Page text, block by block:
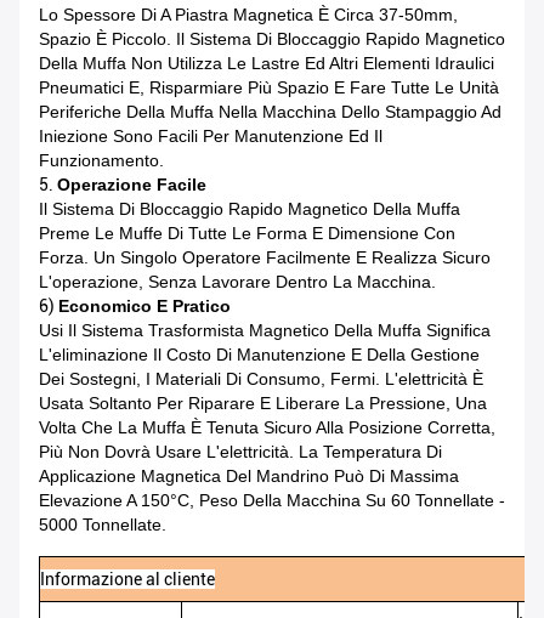
Lo Spessore Di A Piastra Magnetica È Circa 37-50mm,
Spazio È Piccolo. Il Sistema Di Bloccaggio Rapido Magnetico
Della Muffa Non Utilizza Le Lastre Ed Altri Elementi Idraulici
Pneumatici E, Risparmiare Più Spazio E Fare Tutte Le Unità
Periferiche Della Muffa Nella Macchina Dello Stampaggio Ad
Iniezione Sono Facili Per Manutenzione Ed Il
Funzionamento.
5. Operazione Facile
Il Sistema Di Bloccaggio Rapido Magnetico Della Muffa
Preme Le Muffe Di Tutte Le Forma E Dimensione Con
Forza. Un Singolo Operatore Facilmente E Realizza Sicuro
L'operazione, Senza Lavorare Dentro La Macchina.
6) Economico E Pratico
Usi Il Sistema Trasformista Magnetico Della Muffa Significa
L'eliminazione Il Costo Di Manutenzione E Della Gestione
Dei Sostegni, I Materiali Di Consumo, Fermi. L'elettricità È
Usata Soltanto Per Riparare E Liberare La Pressione, Una
Volta Che La Muffa È Tenuta Sicuro Alla Posizione Corretta,
Più Non Dovrà Usare L'elettricità. La Temperatura Di
Applicazione Magnetica Del Mandrino Può Di Massima
Elevazione A 150°C, Peso Della Macchina Su 60 Tonnellate -
5000 Tonnellate.
Informazione al cliente